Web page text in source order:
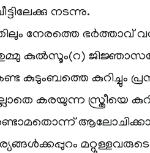
നടന്നു.
നേരത്തെ ഭർത്താവ്
ഉമ്മു കുൽസൂം(റ)
കുടുംബത്തെ കുറിച്ചും
കരയുന്ന സ്ത്രീയെ